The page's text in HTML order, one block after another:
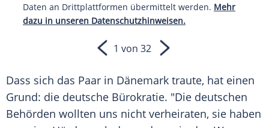
Daten an Drittplattformen übermittelt werden. Mehr
dazu in unseren Datenschutzhinweisen.
1 von 32
Dass sich das Paar in Dänemark traute, hat einen
Grund: die deutsche Bürokratie. "Die deutschen
Behörden wollten uns nicht verheiraten, sie haben